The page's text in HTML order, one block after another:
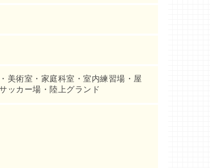
美術室・家庭科室・室内練習場・屋
ッカー場・陸上グランド